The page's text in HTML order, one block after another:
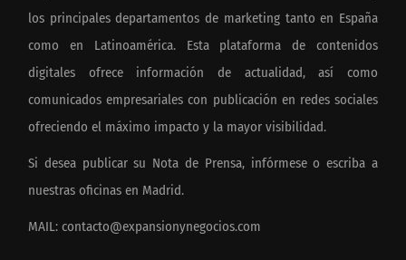
los principales departamentos de marketing tanto en España
como en Latinoamérica. Esta plataforma de contenidos
digitales ofrece información de actualidad, así como
comunicados empresariales con publicación en redes sociales
ofreciendo el máximo impacto y la mayor visibilidad.
Si desea publicar su Nota de Prensa, infórmese o escriba a
nuestras oficinas en Madrid.
MAIL: contacto@expansionynegocios.com